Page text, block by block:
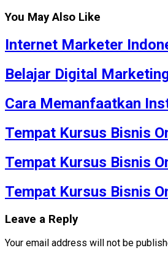
You May Also Like
Internet Marketer
Belajar Digital
Cara Memanfaatkan
Tempat Kursus Bisnis
Tempat Kursus Bisnis
Tempat Kursus Bisnis
Leave a Reply
Your email address will not be